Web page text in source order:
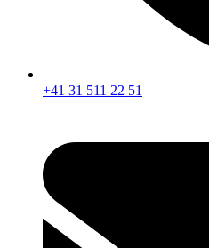
+41 31 511 22 51